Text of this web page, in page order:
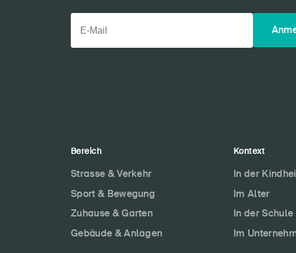
Bereich
Strasse & Verkehr
Sport & Bewegung
Zuhause & Garten
Gebäude & Anlagen
Kontext
In der
Im Alter
In der Schule
Im